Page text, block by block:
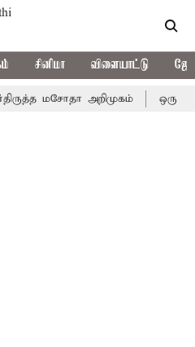
சினிமா விளையாட்டு
மசோதா அறிமுகம் ஒரு